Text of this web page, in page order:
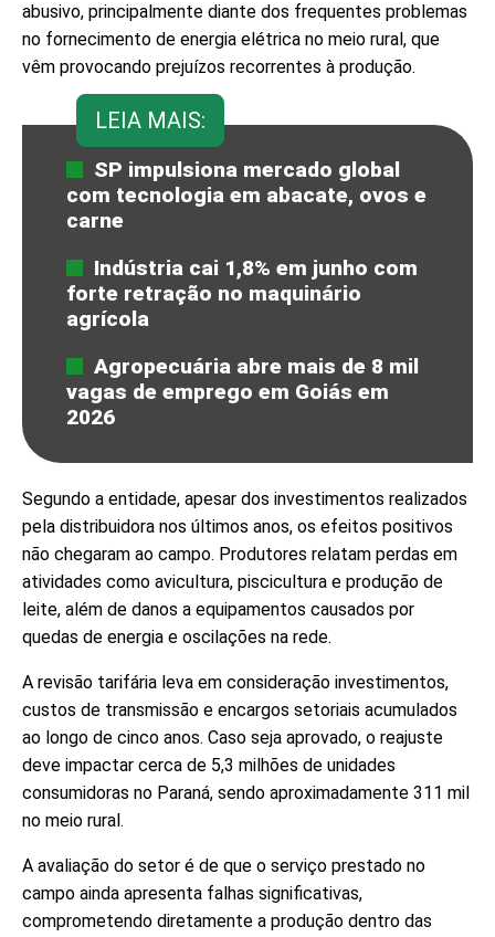
abusivo, principalmente diante dos frequentes problemas
no fornecimento de energia elétrica no meio rural, que
vêm provocando prejuízos recorrentes à produção.
LEIA MAIS:
SP impulsiona mercado global
com tecnologia em abacate, ovos e
carne
Indústria cai 1,8% em junho com
forte retração no maquinário
agrícola
Agropecuária abre mais de 8 mil
vagas de emprego em Goiás em
2026
Segundo a entidade, apesar dos investimentos realizados
pela distribuidora nos últimos anos, os efeitos positivos
não chegaram ao campo. Produtores relatam perdas em
atividades como avicultura, piscicultura e produção de
leite, além de danos a equipamentos causados por
quedas de energia e oscilações na rede.
A revisão tarifária leva em consideração investimentos,
custos de transmissão e encargos setoriais acumulados
ao longo de cinco anos. Caso seja aprovado, o reajuste
deve impactar cerca de 5,3 milhões de unidades
consumidoras no Paraná, sendo aproximadamente 311 mil
no meio rural.
A avaliação do setor é de que o serviço prestado no
campo ainda apresenta falhas significativas,
comprometendo diretamente a produção dentro das